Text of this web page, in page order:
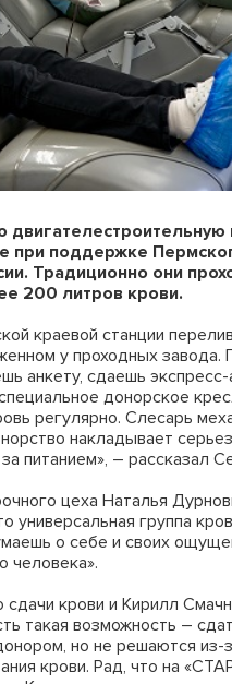
при поддержке
Традиционно они
200 литров крови.
краевой станции
у проходных завода.
анкету, сдаешь экспресс-
донорское
регулярно. Слесарь
накладывает
питанием», – рассказал
цеха Наталья
универсальная группа
о себе и своих
человека».
крови и Кирилл
такая возможность –
но не решаются из-
крови. Рад, что на